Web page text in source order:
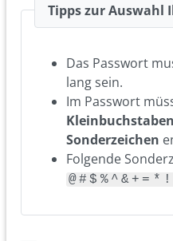
Tipps zur Auswahl
Das Passwort
lang sein.
Im Passwort
Sonderzeichen
Folgende
@#$%^&+=*!